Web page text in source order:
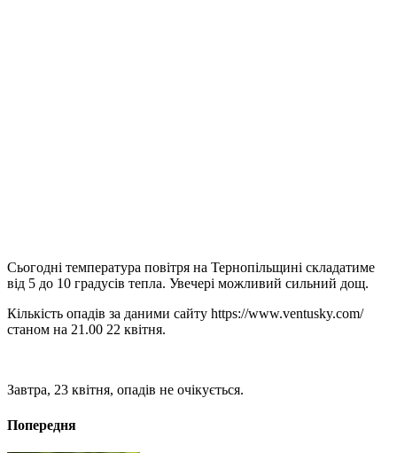
Сьогодні температура повітря на Тернопільщині складатиме
від 5 до 10 градусів тепла. Увечері можливий сильний дощ.
Кількість опадів за даними сайту https://www.ventusky.com/
станом на 21.00 22 квітня.
Завтра, 23 квітня, опадів не очікується.
Попередня